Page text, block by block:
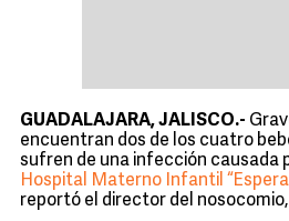
GUADALAJARA, JALISCO.-
encuentran dos de los cuatro
sufren de una infección causada
Hospital Materno Infantil
reportó el director del